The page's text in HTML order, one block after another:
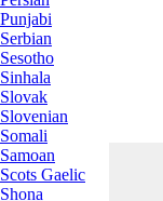
Punjabi
Serbian
Sesotho
Sinhala
Slovak
Slovenian
Somali
Samoan
Scots Gaelic
Shona